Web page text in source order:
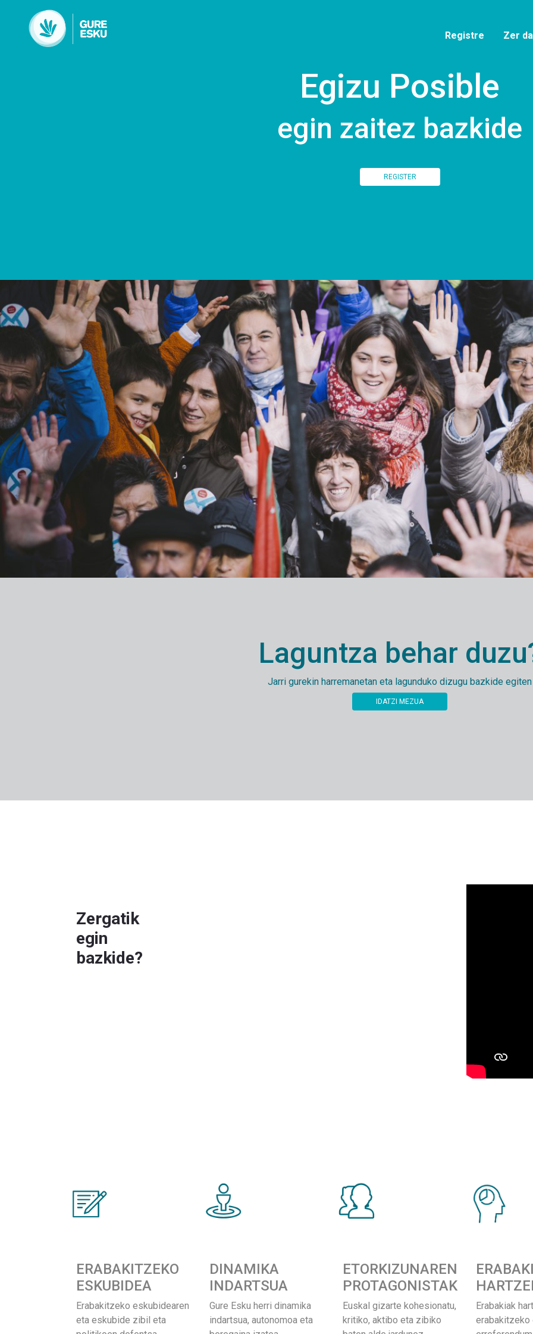
Registre Zer
Egizu Posible
egin zaitez bazkide
REGISTER
Laguntza behar
Jarri gurekin harremanetan eta lagunduko dizugu bazkide egiten
IDATZI MEZUA
Zergatik
egin
bazkide?
ERABAKITZEKO
ESKUBIDEA
Erabakitzeko eskubidearen
eta eskubide zibil eta
DINAMIKA
INDARTSUA
Gure Esku herri dinamika
indartsua, autonomoa eta
ETORKIZUNAREN
PROTAGONISTAK
Euskal gizarte kohesionatu,
kritiko, aktibo eta zibiko
Erabakiak
erabakitzeko